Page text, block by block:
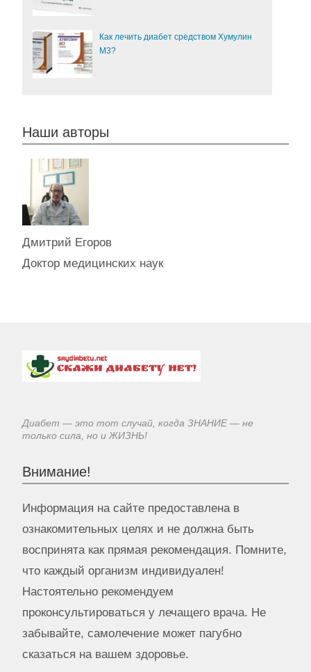
Как лечить диабет средством Хумулин
М3?
Наши авторы
Дмитрий Егоров
Доктор медицинских наук
Диабет — это тот случай, когда ЗНАНИЕ — не
только сила, но и ЖИЗНЬ!
Внимание!
Информация на сайте предоставлена в
ознакомительных целях и не должна быть
воспринята как прямая рекомендация. Помните,
что каждый организм индивидуален!
Настоятельно рекомендуем
проконсультироваться у лечащего врача. Не
забывайте, самолечение может пагубно
сказаться на вашем здоровье.